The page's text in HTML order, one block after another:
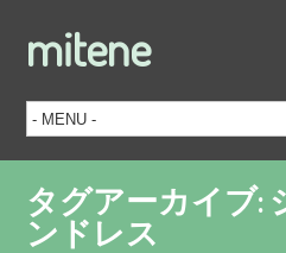
mitene
タグアーカイブ:
ンドレス